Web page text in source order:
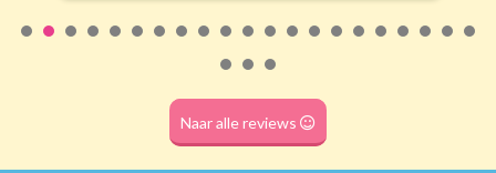
(dubbele tunnel)
Naar alle reviews